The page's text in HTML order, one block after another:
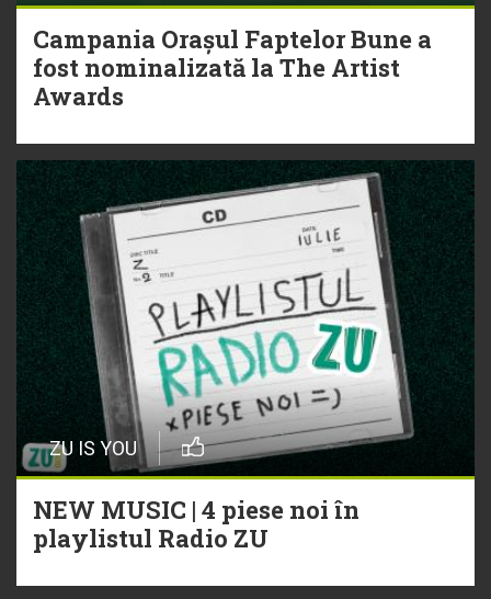
Campania Orașul Faptelor Bune a
fost nominalizată la The Artist
Awards
ZU IS YOU
NEW MUSIC | 4 piese noi în
playlistul Radio ZU